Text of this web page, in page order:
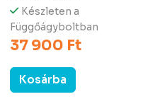
Készleten a
Függőágyboltban
37 900 Ft
Kosárba